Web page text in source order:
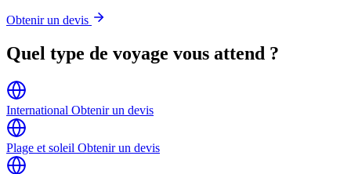
Obtenir un devis
Quel type de voyage vous attend ?
International Obtenir un devis
Plage et soleil Obtenir un devis